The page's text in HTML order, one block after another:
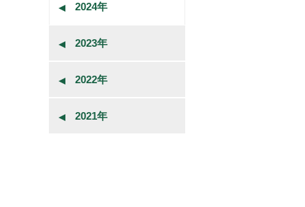
2024年
2023年
2022年
2021年